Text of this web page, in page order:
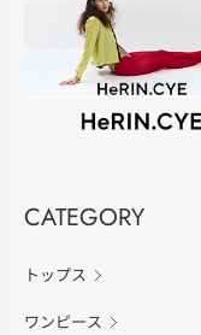
CATEGORY
トップス
ワンピース